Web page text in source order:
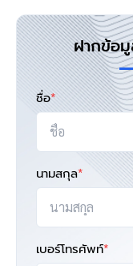
ฝากข้อ
ชื่อ*
นามสกุล*
เบอร์โทรศัพท์*